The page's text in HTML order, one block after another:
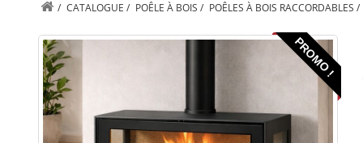
/ CATALOGUE / POÊLE À BOIS / POÊLES À BOIS RACCORDABLES /
PROMO !